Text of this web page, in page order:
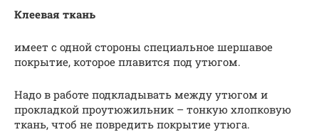
Клеевая ткань
имеет с одной стороны специальное шершавое
покрытие, которое плавится под утюгом.
Надо в работе подкладывать между утюгом и
прокладкой проутюжильник – тонкую хлопковую
ткань, чтоб не повредить покрытие утюга.